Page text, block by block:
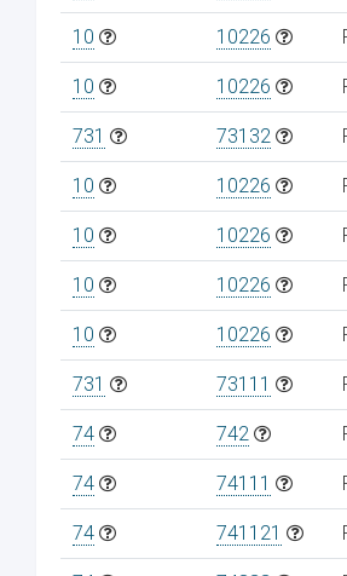
10 10226
10 10226
731 73132
10 10226
10 10226
10 10226
10 10226
731 73111
74 742
74 74111
74 741121